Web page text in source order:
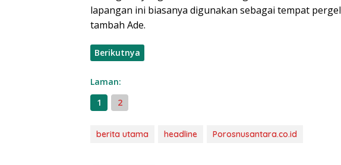
lapangan ini biasanya digunakan sebagai tempat
tambah Ade.
Berikutnya
Laman:
1
2
berita utama headline Porosnusantara.co.id